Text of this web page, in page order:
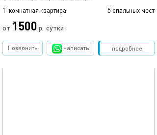
1-комнатная квартира 5 спальных мест
от 1500 р. сутки
подробнее
Позвонить написать Забронировать